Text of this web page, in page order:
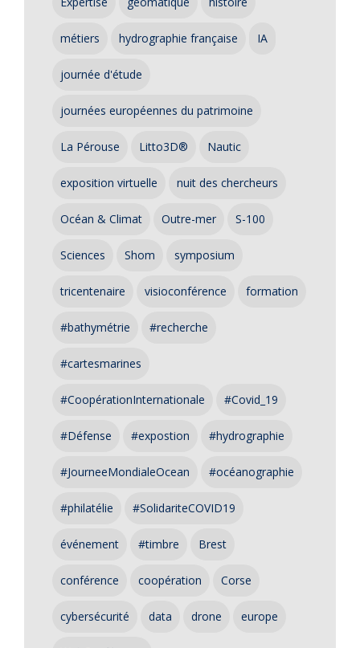
métiers hydrographie française IA
journée d'étude
journées européennes du patrimoine
La Pérouse Litto3D® Nautic
exposition virtuelle nuit des chercheurs
Océan & Climat Outre-mer S-100
Sciences Shom symposium
tricentenaire visioconférence formation
#bathymétrie #recherche
#cartesmarines
#CoopérationInternationale #Covid_19
#Défense #expostion #hydrographie
#JourneeMondialeOcean #océanographie
#philatélie #SolidariteCOVID19
événement #timbre Brest
conférence coopération Corse
cybersécurité data drone europe